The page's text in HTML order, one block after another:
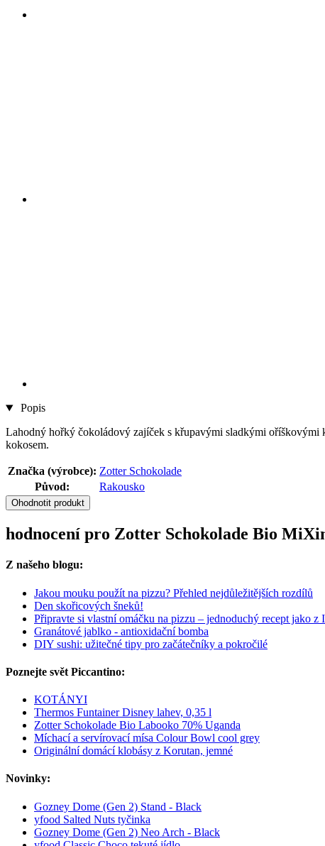
Popis
Lahodný hořký čokoládový zajíček s křupavými sladkými oříškovými
kokosem.
Značka (výrobce): Zotter Schokolade
Původ:
Rakousko
Ohodnotit produkt
hodnocení pro Zotter Schokolade Bio
Z našeho blogu:
Jakou mouku použít na pizzu? Přehled nejdůležitějších rozdílů
Den skořicových šneků!
Připravte si vlastní omáčku na pizzu – jednoduchý recept jako z
Granátové jablko - antioxidační bomba
DIY sushi: užitečné tipy pro začátečníky a pokročilé
Poznejte svět Piccantino:
KOTÁNYI
Thermos Funtainer Disney lahev, 0,35 l
Zotter Schokolade Bio Labooko 70% Uganda
Míchací a servírovací mísa Colour Bowl cool grey
Originální domácí klobásy z Korutan, jemné
Novinky:
Gozney Dome (Gen 2) Stand - Black
yfood Salted Nuts tyčinka
Gozney Dome (Gen 2) Neo Arch - Black